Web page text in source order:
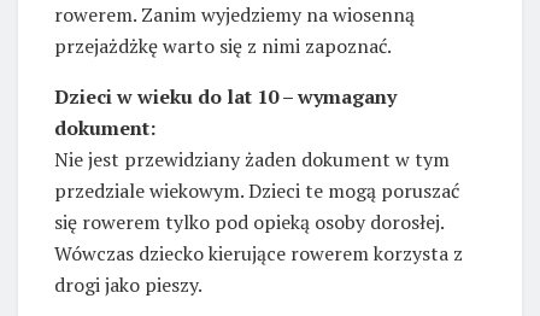
rowerem. Zanim wyjedziemy na wiosenną
przejażdżkę warto się z nimi zapoznać.
Dzieci w wieku do lat 10 – wymagany
dokument:
Nie jest przewidziany żaden dokument w tym
przedziale wiekowym. Dzieci te mogą poruszać
się rowerem tylko pod opieką osoby dorosłej.
Wówczas dziecko kierujące rowerem korzysta z
drogi jako pieszy.